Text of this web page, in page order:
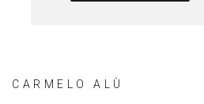
CARMELO ALÙ